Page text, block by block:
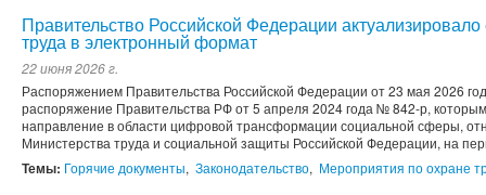
Правительство Российской Федерации
труда в электронный формат
22 июня 2026 г.
Распоряжением Правительства Российской Федерации от 23 мая 2026
распоряжение Правительства РФ от 5 апреля 2024 года № 842-р,
направление в области цифровой трансформации социальной сферы,
Министерства труда и социальной защиты Российской Федерации, на
Темы: Горячие документы, Законодательство, Мероприятия по охране